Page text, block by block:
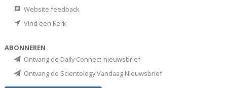
Website feedback
Vind een Kerk
ABONNEREN
Ontvang de Daily Connect-nieuwsbrief
Ontvang de Scientology Vandaag Nieuwsbrief